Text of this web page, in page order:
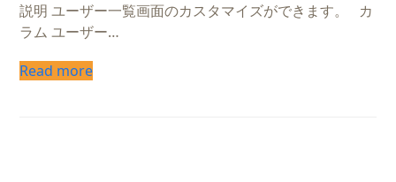
説明 ユーザー一覧画面のカスタマイズができます。 カ
ラム ユーザー…
Read more